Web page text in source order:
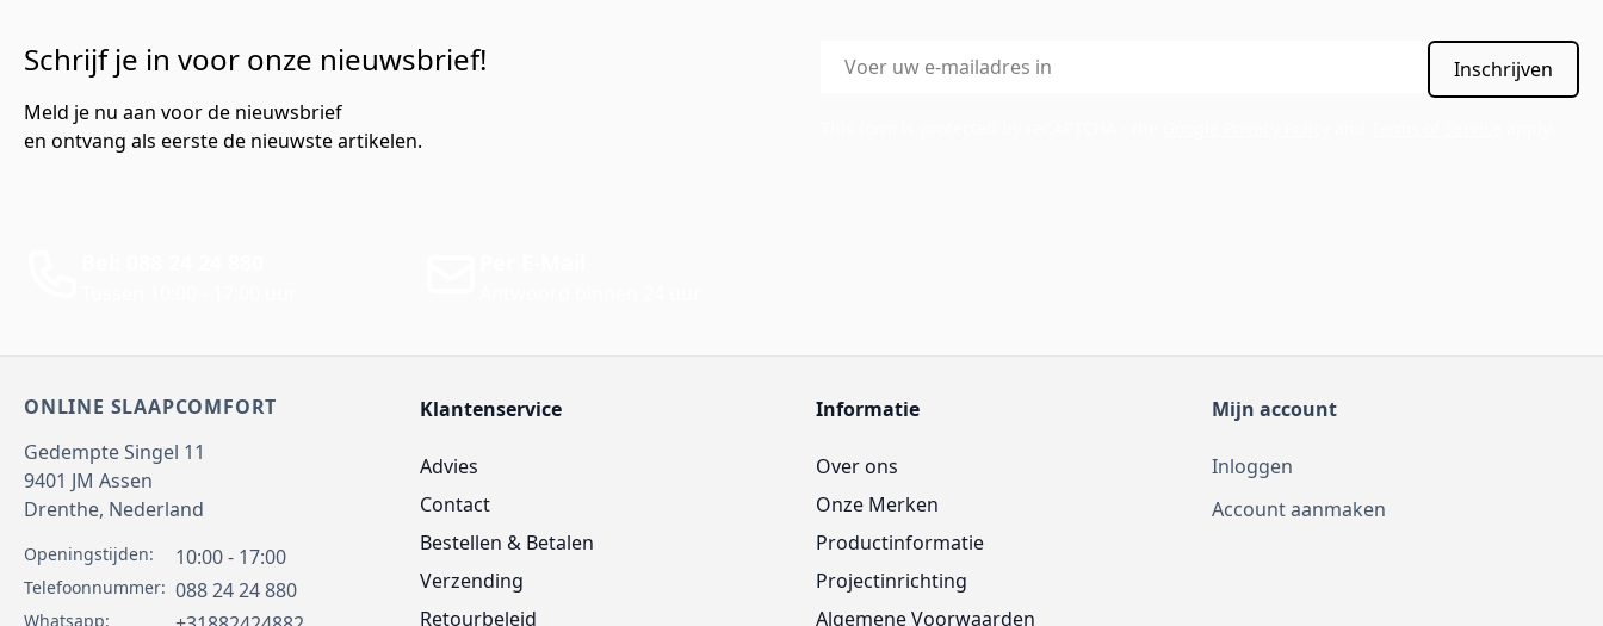
Schrijf je in voor onze nieuwsbrief!
Meld je nu aan voor de nieuwsbrief
en ontvang als eerste de nieuwste artikelen.
E-mailadres
Inschrijven
ONLINE SLAAPCOMFORT
Gedempte Singel 11
9401 JM Assen
Drenthe, Nederland
Openingstijden: 10:00 - 17:00
Telefoonnummer: 088 24 24 880
Whatsapp:
Klantenservice
Advies
Contact
Bestellen & Betalen
Verzending
Retourbeleid
Informatie
Over ons
Onze Merken
Productinformatie
Projectinrichting
Algemene Voorwaarden
Mijn account
Inloggen
Account aanmaken